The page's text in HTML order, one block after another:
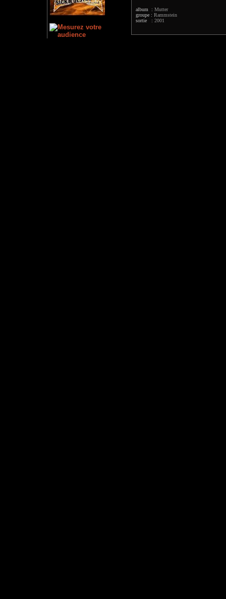
album : Mutter
groupe : Rammstein
sortie : 2001